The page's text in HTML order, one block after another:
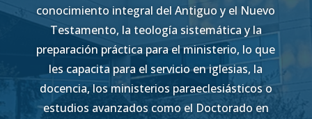
conocimiento integral del Antiguo y el Nuevo
Testamento, la teología sistemática y la
preparación práctica para el ministerio, lo que
les capacita para el servicio en iglesias, la
docencia, los ministerios paraeclesiásticos o
estudios avanzados como el Doctorado en